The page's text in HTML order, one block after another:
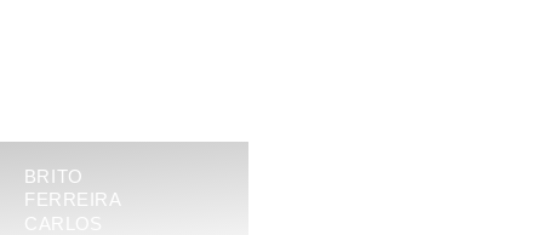
BRITO
FERREIRA
CARLOS